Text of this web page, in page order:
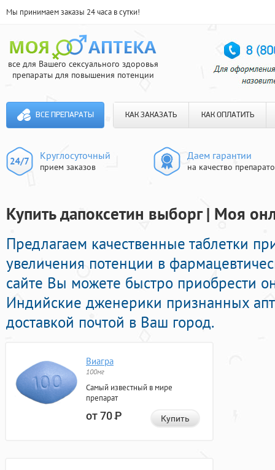
Мы принимаем заказы 24 часа в сутки!
все для Вашего сексуального здоровья
препараты для повышения потенции
ВСЕ ПРЕПАРАТЫ КАК ЗАКАЗАТЬ КАК ОПЛАТИТЬ
Круглосуточный
прием заказов
Даем гарантии
на качество
Купить дапоксетин выборг | Моя
Предлагаем качественные таблетки
увеличения потенции в
сайте Вы можете быстро приобрести
Индийские дженерики признанных
доставкой почтой в Ваш город.
Виагра
100мг
Самый известный в мире
препарат
от 70Р Купить